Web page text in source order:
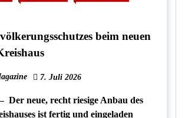
beim neuen
7. Juli 2026
Der neue, recht riesige Anbau des
ist fertig und eingeladen